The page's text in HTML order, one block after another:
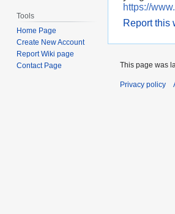
https://
Report this
Tools
Home Page
Create New Account
Report Wiki page
Contact Page
This page was
Privacy policy